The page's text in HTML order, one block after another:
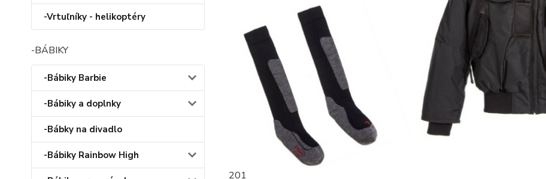
-Vrtuľníky - helikoptéry
-BÁBIKY
-Bábiky Barbie
-Bábiky a doplnky
-Bábky na divadlo
-Bábiky Rainbow High
201